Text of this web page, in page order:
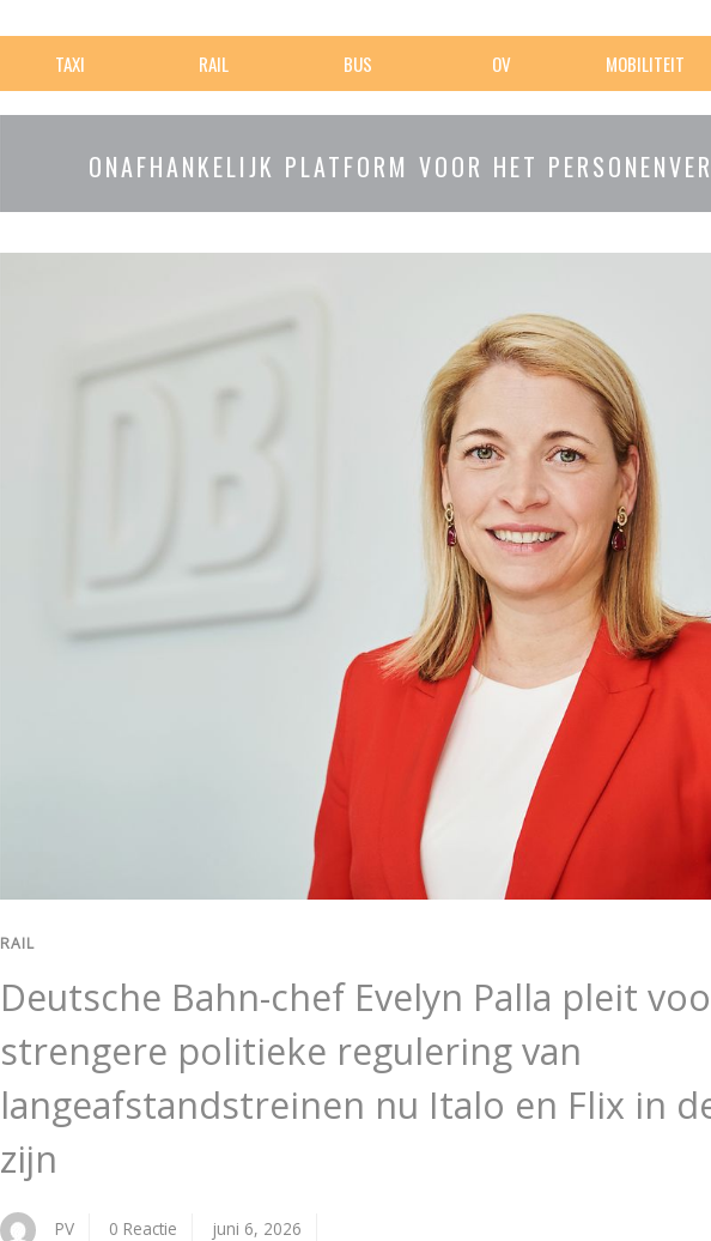
TAXI RAIL BUS OV MOBILITEIT
ONAFHANKELIJK PLATFORM VOOR HET
RAIL
Deutsche Bahn-chef Evelyn Palla pleit
strengere politieke regulering van
langeafstandstreinen nu Italo en Flix in
zijn
PV 0 Reactie juni 6, 2026